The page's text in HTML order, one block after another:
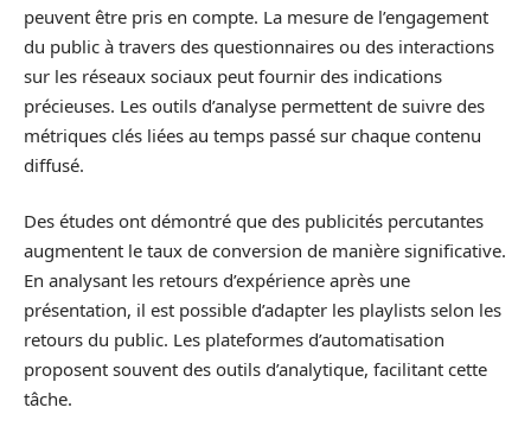
peuvent être pris en compte. La mesure de l’engagement
du public à travers des questionnaires ou des interactions
sur les réseaux sociaux peut fournir des indications
précieuses. Les outils d’analyse permettent de suivre des
métriques clés liées au temps passé sur chaque contenu
diffusé.
Des études ont démontré que des publicités percutantes
augmentent le taux de conversion de manière significative.
En analysant les retours d’expérience après une
présentation, il est possible d’adapter les playlists selon les
retours du public. Les plateformes d’automatisation
proposent souvent des outils d’analytique, facilitant cette
tâche.